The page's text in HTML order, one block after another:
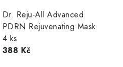
Dr. Reju-All Advanced
PDRN Rejuvenating Mask
4 ks
388 Kč